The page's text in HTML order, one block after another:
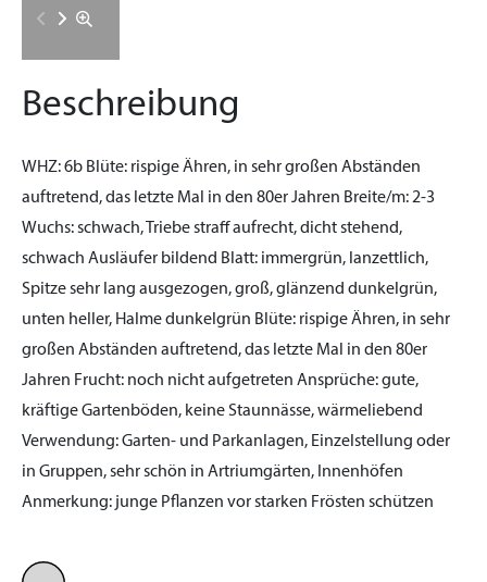
Beschreibung
WHZ:6b Blüte: rispige Ähren, in sehr großen Abständen
auftretend, das letzte Mal in den 80er Jahren Breite/m:2-3
Wuchs:schwach, Triebe straff aufrecht, dicht stehend,
schwach Ausläufer bildend Blatt: immergrün, lanzettlich,
Spitze sehr lang ausgezogen, groß, glänzend dunkelgrün,
unten heller, Halme dunkelgrün Blüte: rispige Ähren, in sehr
großen Abständen auftretend, das letzte Mal in den 80er
Jahren Frucht: noch nicht aufgetreten Ansprüche:gute,
kräftige Gartenböden, keine Staunnässe, wärmeliebend
Verwendung:Garten- und Parkanlagen, Einzelstellung oder
in Gruppen, sehr schön in Artriumgärten, Innenhöfen
Anmerkung: junge Pflanzen vor starken Frösten schützen